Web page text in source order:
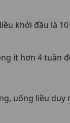
khởi đầu là
ít hơn 4 tuần
uống liều duy